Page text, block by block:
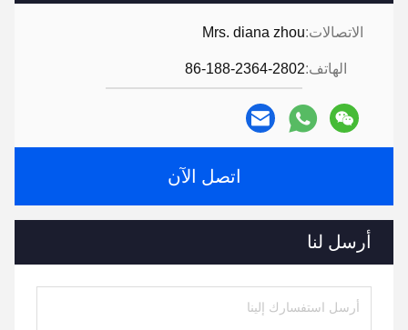
الاتصالات:Mrs. diana zhou
الهاتف:86-188-2364-2802
اتصل الآن
أرسل لنا